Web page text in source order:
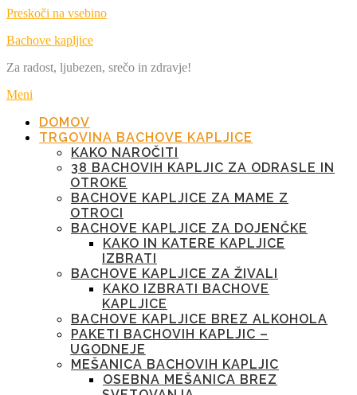
Preskoči na vsebino
Bachove kapljice
Za radost, ljubezen, srečo in zdravje!
Meni
DOMOV
TRGOVINA BACHOVE KAPLJICE
KAKO NAROČITI
38 BACHOVIH KAPLJIC ZA ODRASLE IN
OTROKE
BACHOVE KAPLJICE ZA MAME Z
OTROCI
BACHOVE KAPLJICE ZA DOJENČKE
KAKO IN KATERE KAPLJICE
IZBRATI
BACHOVE KAPLJICE ZA ŽIVALI
KAKO IZBRATI BACHOVE
KAPLJICE
BACHOVE KAPLJICE BREZ ALKOHOLA
PAKETI BACHOVIH KAPLJIC –
UGODNEJE
MEŠANICA BACHOVIH KAPLJIC
OSEBNA MEŠANICA BREZ